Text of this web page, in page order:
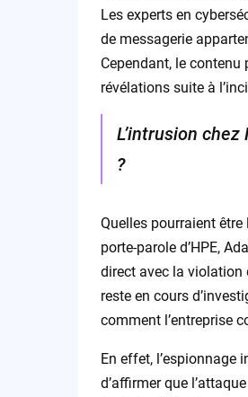
Les experts en
de messagerie
Cependant, le contenu
révélations suite à
L’intrusion
?
Quelles pourraient
porte-parole d’HPE,
direct avec la violation
reste en cours
comment l’entreprise
En effet, l’espionnage
d’affirmer que